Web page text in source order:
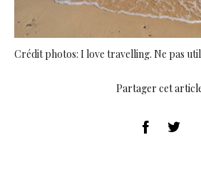
Crédit photos: I love travelling. Ne pas
Partager cet